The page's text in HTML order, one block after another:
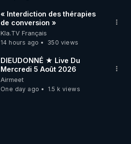
« Interdiction des thérapies
de conversion »
Kla.TV Français
14 hours ago
350 views
DIEUDONNÉ ★ Live Du
Mercredi 5 Août 2026
Airmeet
One day ago
1.5 k views